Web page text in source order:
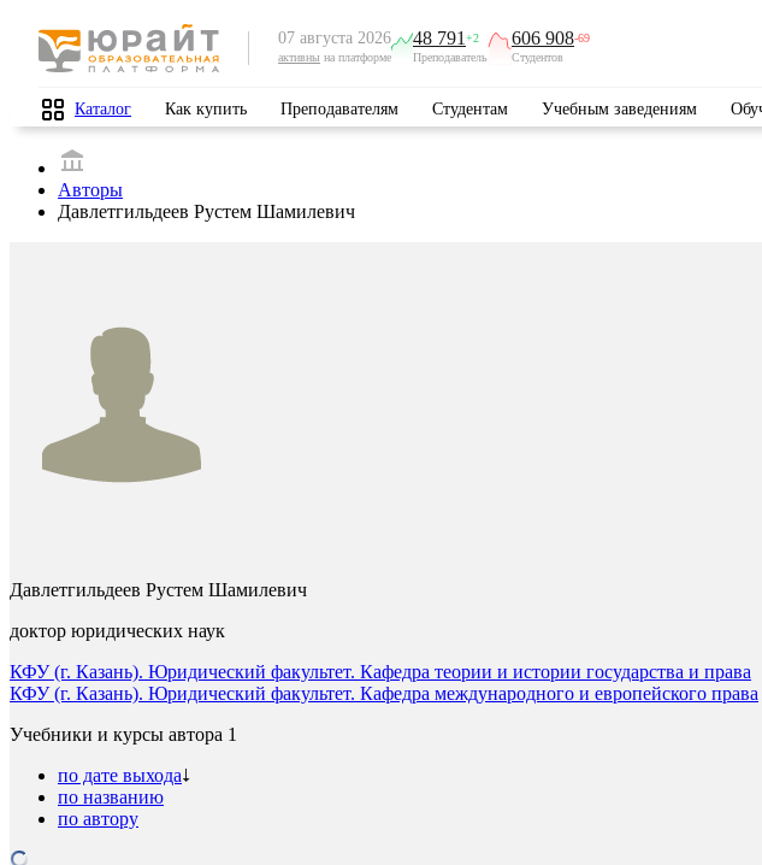
07 августа 2026
активны на платформе
48 791 +2
Преподаватель
606 908-69
Студентов
Каталог Как купить Преподавателям Студентам Учебным заведениям
Авторы
Давлетгильдеев Рустем Шамилевич
Давлетгильдеев Рустем Шамилевич
доктор юридических наук
КФУ (г. Казань). Юридический факультет. Кафедра теории и истории государства и права
КФУ (г. Казань). Юридический факультет. Кафедра международного и европейского права
Учебники и курсы автора 1
по дате выхода
по названию
по автору